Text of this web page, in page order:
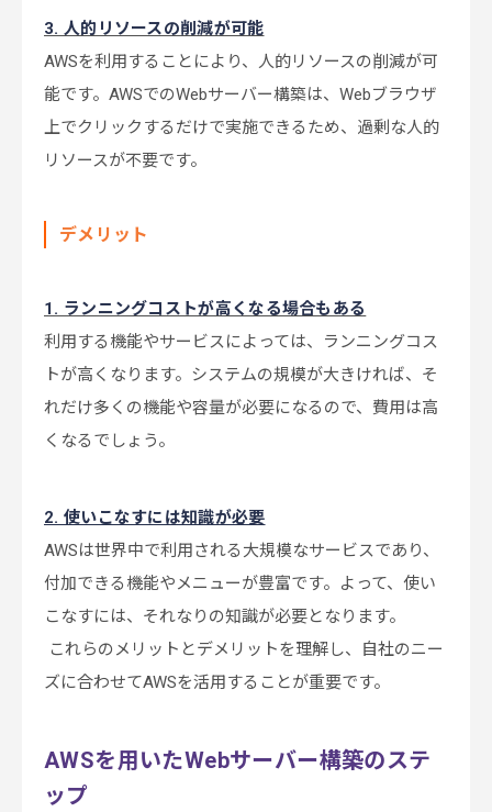
3. 人的リソースの削減が可能
AWSを利用することにより、人的リソースの削減が可
能です。AWSでのWebサーバー構築は、Webブラウザ
上でクリックするだけで実施できるため、過剰な人的
リソースが不要です。
デメリット
1. ランニングコストが高くなる場合もある
利用する機能やサービスによっては、ランニングコス
トが高くなります。システムの規模が大きければ、そ
れだけ多くの機能や容量が必要になるので、費用は高
くなるでしょう。
2. 使いこなすには知識が必要
AWSは世界中で利用される大規模なサービスであり、
付加できる機能やメニューが豊富です。よって、使い
こなすには、それなりの知識が必要となります。
これらのメリットとデメリットを理解し、自社のニー
ズに合わせてAWSを活用することが重要です。
AWSを用いたWebサーバー構築のステ
ップ